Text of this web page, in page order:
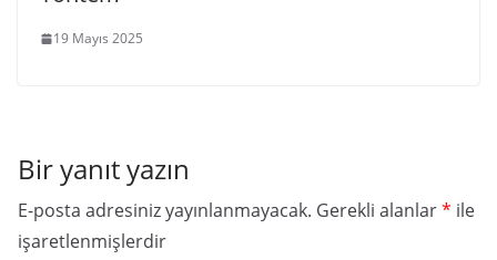
19 Mayıs 2025
Bir yanıt yazın
E-posta adresiniz yayınlanmayacak. Gerekli alanlar* ile
işaretlenmişlerdir